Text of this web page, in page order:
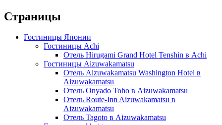
Страницы
Гостиницы Японии
Гостиницы Achi
Отель Hirugami Grand Hotel Tenshin в Achi
Гостиницы Aizuwakamatsu
Отель Aizuwakamatsu Washington Hotel в
Aizuwakamatsu
Отель Onyado Toho в Aizuwakamatsu
Отель Route-Inn Aizuwakamatsu в
Aizuwakamatsu
Отель Tagoto в Aizuwakamatsu